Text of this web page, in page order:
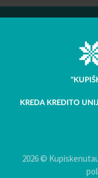
KREDA KREDITO
2026 ©